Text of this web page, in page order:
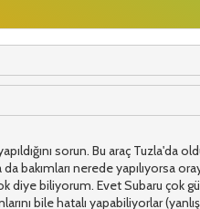
sorun. Bu araç Tuzla'da
bakımları nerede yapılıyorsa
diye biliyorum. Evet Subaru çok
bile hatalı yapabiliyorlar (yanlış